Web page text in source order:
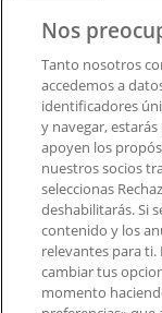
Contacto
Tienda mal
Notificar un
aplicación?
Índices
Nos
Tanto nosotros
accedemos a
identificadores
y navegar,
apoyen los
nuestros socios
seleccionas
deshabilitarás. Si
contenido y los
relevantes para ti.
cambiar tus
momento